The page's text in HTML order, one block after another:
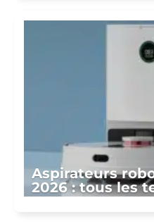
Aspirateurs
2026 : tous les